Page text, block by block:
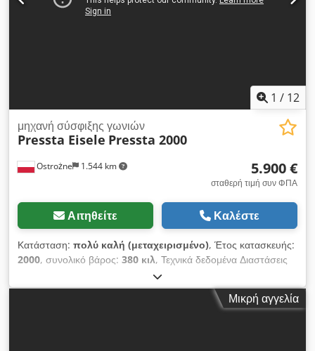
1 / 12
Ostrożne 1.544 km
μηχανή σύσφιξης γωνιών
Pressta Eisele Pressta 2000
5.900 €
σταθερή τιμή συν ΦΠΑ
Αιτηθείτε Καλέστε
Κατάσταση: πολύ καλή (μεταχειρισμένο), Έτος κατασκευής:
2000, συνολικό βάρος: 380 κιλ, Τεχνικά δεδομένα Διαστάσεις
αυλακιού προφίλ: 25 – 60 mm Μέγιστη μετατόπιση θαλάμου
προφίλ: 40 mm Ρυθμιζόμενα σώματα διάτρησης για
διαφορετικές γεωμετρίες προφίλ Απεριόριστα ρυθμιζόμενοι σε
Μικρή αγγελία